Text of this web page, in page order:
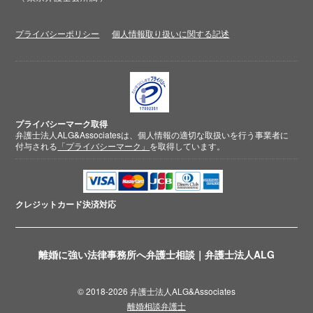
離婚に強い法律事務所へ弁護士相談｜弁護士法人ALG
プライバシーポリシー 個人情報取り扱いに関する記述
プライバシーマーク取得
弁護士法人ALG&Associatesは、個人情報の適切な取扱いを行う事業者に
付与される 「プライバシーマーク」 を取得しています。
クレジットカード決済対応
© 2018-2026 弁護士法人ALG&Associates
離婚相談弁護士